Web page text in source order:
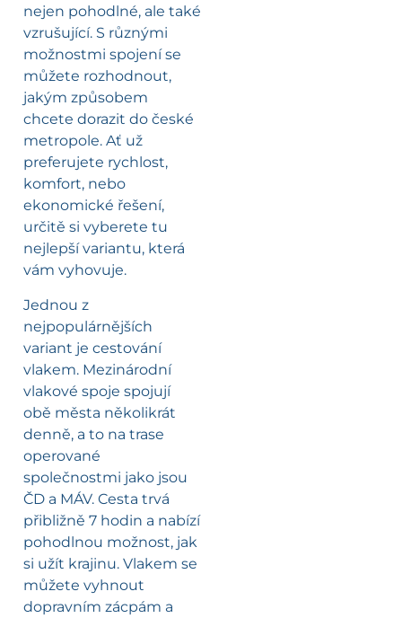
nejen pohodlné, ale také
vzrušující. S různými
možnostmi spojení se
můžete rozhodnout,
jakým způsobem
chcete dorazit do české
metropole. Ať už
preferujete rychlost,
komfort, nebo
ekonomické řešení,
určitě si vyberete tu
nejlepší variantu, která
vám vyhovuje.
Jednou z
nejpopulárnějších
variant je cestování
vlakem. Mezinárodní
vlakové spoje spojují
obě města několikrát
denně, a to na trase
operované
společnostmi jako jsou
ČD a MÁV. Cesta trvá
přibližně 7 hodin a nabízí
pohodlnou možnost, jak
si užít krajinu. Vlakem se
můžete vyhnout
dopravním zácpám a